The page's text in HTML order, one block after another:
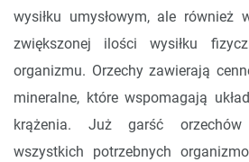
wysiłku umysłowym, ale również
zwiększonej ilości wysiłku
organizmu. Orzechy zawierają
mineralne, które wspomagają
krążenia. Już garść
wszystkich potrzebnych